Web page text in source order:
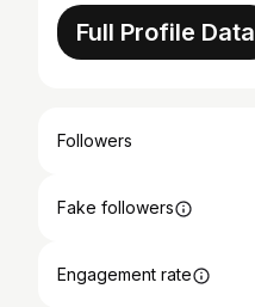
Full Profile Data
Followers
Fake followers
Engagement rate